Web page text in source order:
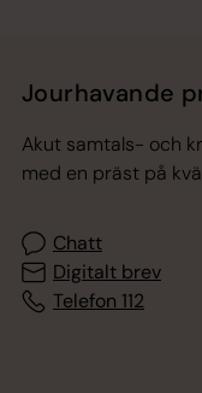
Jourhavande
Akut samtals- och
med en präst på
Chatt
Digitalt brev
Telefon 112